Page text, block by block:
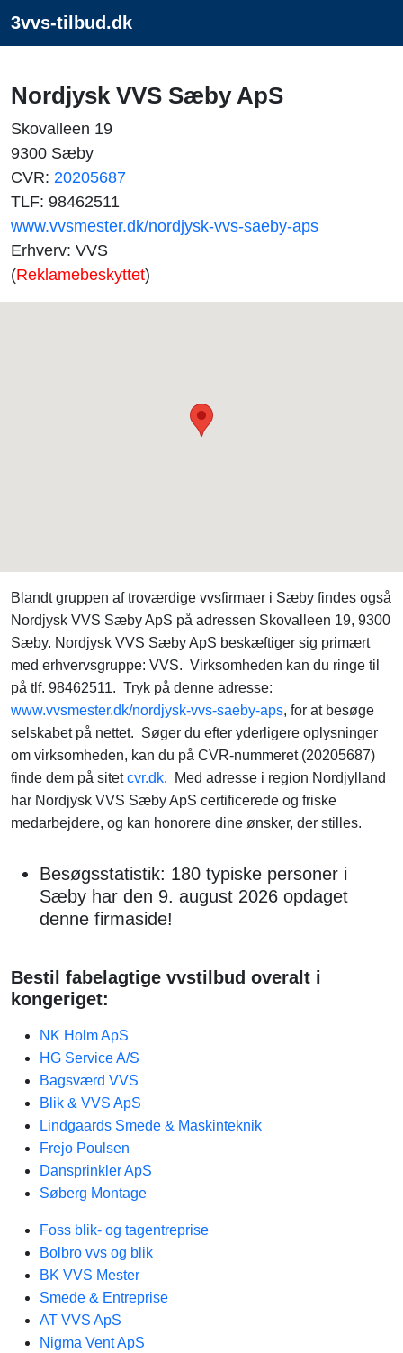
3vvs-tilbud.dk
Nordjysk VVS Sæby ApS
Skovalleen 19
9300 Sæby
CVR: 20205687
TLF: 98462511
www.vvsmester.dk/nordjysk-vvs-saeby-aps
Erhverv: VVS
(Reklamebeskyttet)
Blandt gruppen af troværdige vvsfirmaer i Sæby findes også
Nordjysk VVS Sæby ApS på adressen Skovalleen 19, 9300
Sæby. Nordjysk VVS Sæby ApS beskæftiger sig primært
med erhvervsgruppe: VVS. Virksomheden kan du ringe til
på tlf. 98462511. Tryk på denne adresse:
www.vvsmester.dk/nordjysk-vvs-saeby-aps, for at besøge
selskabet på nettet. Søger du efter yderligere oplysninger
om virksomheden, kan du på CVR-nummeret (20205687)
finde dem på sitetcvr.dk. Med adresse i region Nordjylland
har Nordjysk VVS Sæby ApS certificerede og friske
medarbejdere, og kan honorere dine ønsker, der stilles.
Besøgsstatistik: 180 typiske personer i
Sæby har den 9. august 2026 opdaget
denne firmaside!
Bestil fabelagtige vvstilbud overalt i
kongeriget:
NK Holm ApS
HG Service A/S
Bagsværd VVS
Blik & VVS ApS
Lindgaards Smede & Maskinteknik
Frejo Poulsen
Dansprinkler ApS
Søberg Montage
Foss blik- og tagentreprise
Bolbro vvs og blik
BK VVS Mester
Smede & Entreprise
AT VVS ApS
Nigma Vent ApS